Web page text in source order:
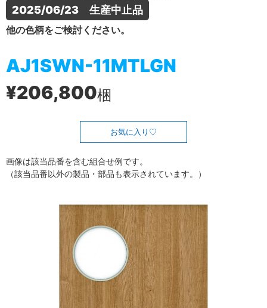
2025/06/23　生産中止品
他の色柄をご検討ください。
AJ1SWN-11MTLGN
¥206,800梱
お気に入り
画像は該当品番を含む組合せ例です。
（該当品番以外の製品・部品も表示されています。）